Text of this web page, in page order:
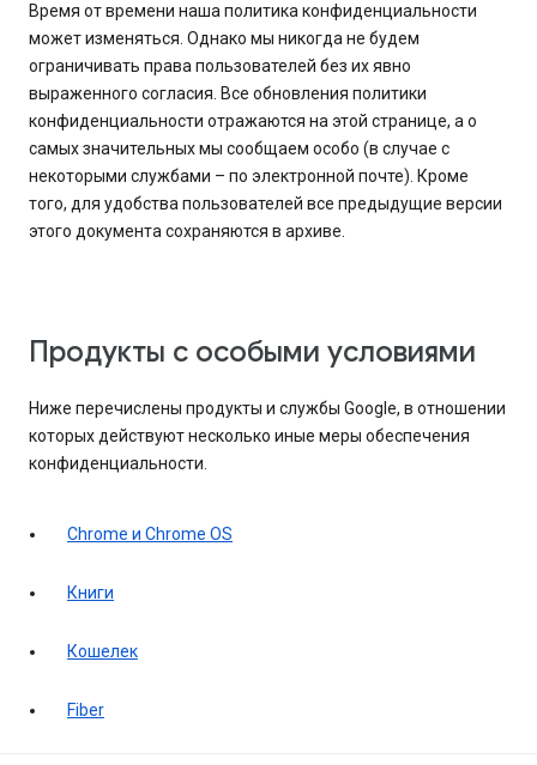
Время от времени наша политика конфиденциальности
может изменяться. Однако мы никогда не будем
ограничивать права пользователей без их явно
выраженного согласия. Все обновления политики
конфиденциальности отражаются на этой странице, а о
самых значительных мы сообщаем особо (в случае с
некоторыми службами – по электронной почте). Кроме
того, для удобства пользователей все предыдущие версии
этого документа сохраняются в архиве.
Продукты с особыми условиями
Ниже перечислены продукты и службы Google, в отношении
которых действуют несколько иные меры обеспечения
конфиденциальности.
Chrome и Chrome OS
Книги
Кошелек
Fiber